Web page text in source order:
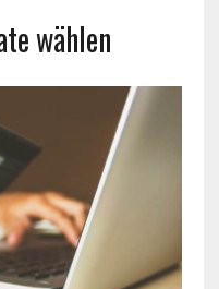
wählen